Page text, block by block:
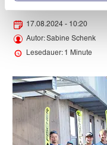
17.08.2024 - 10:20
Autor: Sabine Schenk
Lesedauer: 1 Minute